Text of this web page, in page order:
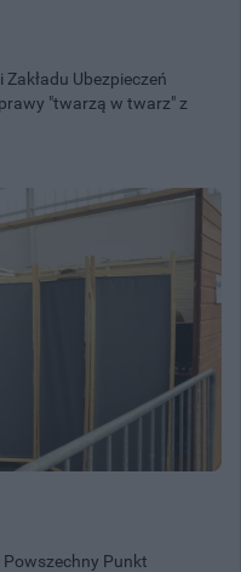
Ubezpieczeń
"twarzą w twarz" z
Punkt